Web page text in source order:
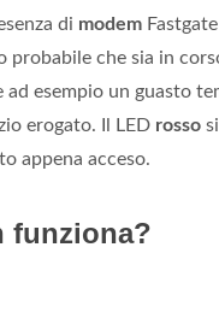
di modem
probabile che sia in
ad esempio un guasto
erogato. Il LED rosso
appena acceso.
funziona?